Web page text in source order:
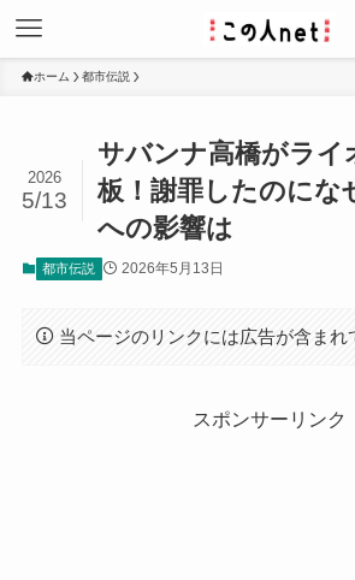
ホーム 都市伝説
サバンナ高橋がライ
板！謝罪したのにな
への影響は
2026
5/13
都市伝説 2026年5月13日
当ページのリンクには広告が含まれ
スポンサーリンク